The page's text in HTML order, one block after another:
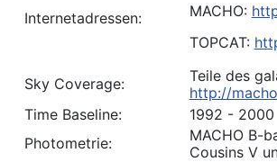
Internetadressen: MACHO:
TOPCAT:
Sky Coverage:
Teile des
http://
Time Baseline:
1992 - 2000
Photometrie:
MACHO B-
Cousins V